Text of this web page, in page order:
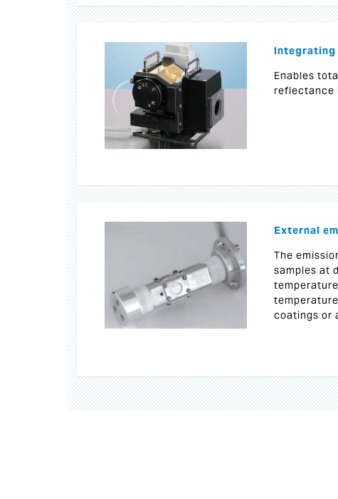
Integrating
Enables
reflectance
External
The
samples at
coatings or